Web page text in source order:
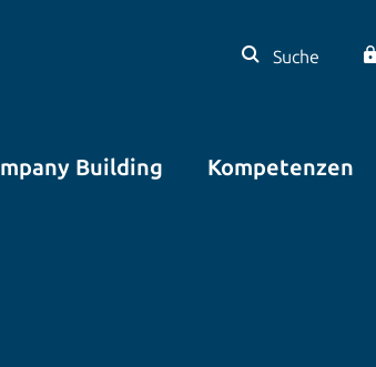
Suche
Building Kompetenzen